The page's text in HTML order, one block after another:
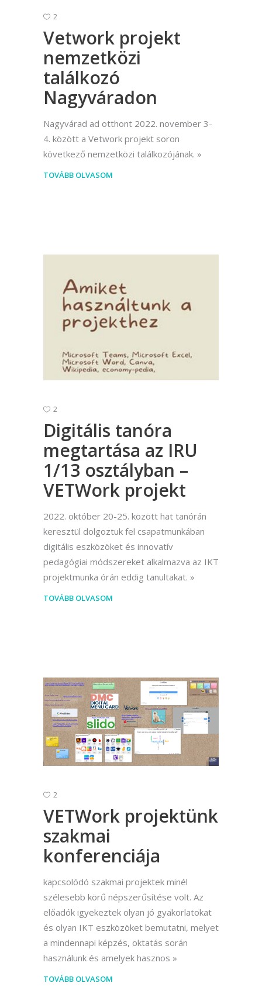
2
Vetwork projekt
nemzetközi
találkozó
Nagyváradon
Nagyvárad ad otthont 2022. november 3-
4. között a Vetwork projekt soron
következő nemzetközi találkozójának.
TOVÁBB OLVASOM
2
Digitális tanóra
megtartása az IRU
1/13 osztályban –
VETWork projekt
2022. október 20-25. között hat tanórán
keresztül dolgoztuk fel csapatmunkában
digitális eszközöket és innovatív
pedagógiai módszereket alkalmazva az IKT
projektmunka órán eddig tanultakat.
TOVÁBB OLVASOM
2
VETWork projektünk
szakmai
konferenciája
kapcsolódó szakmai projektek minél
szélesebb körű népszerűsítése volt. Az
előadók igyekeztek olyan jó gyakorlatokat
és olyan IKT eszközöket bemutatni, melyet
a mindennapi képzés, oktatás során
használunk és amelyek hasznos
TOVÁBB OLVASOM